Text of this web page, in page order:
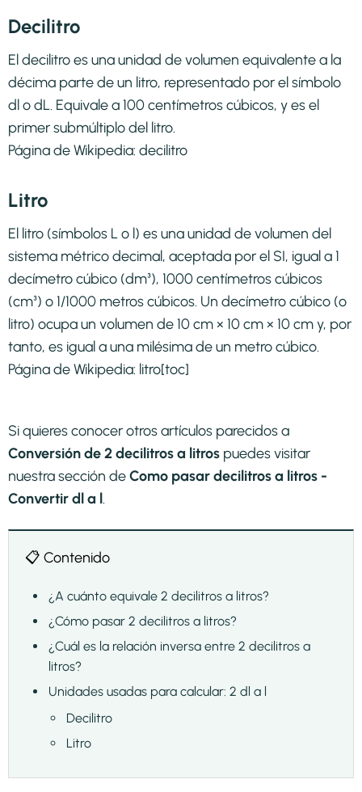
Decilitro
El decilitro es una unidad de volumen equivalente a la
décima parte de un litro, representado por el símbolo
dl o dL. Equivale a 100 centímetros cúbicos, y es el
primer submúltiplo del litro.
Página de Wikipedia: decilitro
Litro
El litro (símbolos L o l) es una unidad de volumen del
sistema métrico decimal, aceptada por el SI, igual a 1
decímetro cúbico (dm³), 1000 centímetros cúbicos
(cm³) o 1/1000 metros cúbicos. Un decímetro cúbico (o
litro) ocupa un volumen de 10 cm × 10 cm × 10 cm y, por
tanto, es igual a una milésima de un metro cúbico.
Página de Wikipedia: litro[toc]
Si quieres conocer otros artículos parecidos a
Conversión de 2 decilitros a litros puedes visitar
nuestra sección deComo pasar decilitros a litros -
Convertir dl a l.
📋 Contenido
¿A cuánto equivale 2 decilitros a litros?
¿Cómo pasar 2 decilitros a litros?
¿Cuál es la relación inversa entre 2 decilitros a
litros?
Unidades usadas para calcular: 2 dl a l
Decilitro
Litro